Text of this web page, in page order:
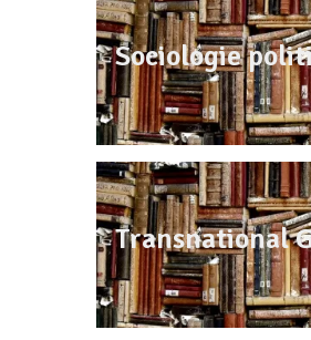
Sociologie
Transnational